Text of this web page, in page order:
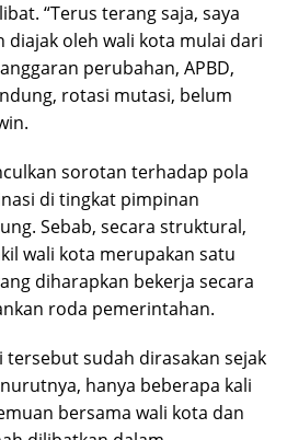
“Terus terang saja, saya
diajak oleh wali kota mulai dari
perubahan, APBD,
rotasi mutasi, belum
sorotan terhadap pola
di tingkat pimpinan
Sebab, secara struktural,
wali kota merupakan satu
diharapkan bekerja secara
roda pemerintahan.
tersebut sudah dirasakan sejak
hanya beberapa kali
bersama wali kota dan